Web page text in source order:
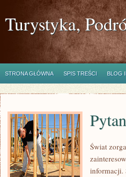
Turystyka,
STRONA GŁÓWNA SPIS TREŚCI BLOG
Świat
informacji.